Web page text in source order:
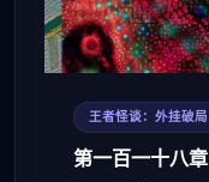
王者怪谈：外挂破局
第一百一十八